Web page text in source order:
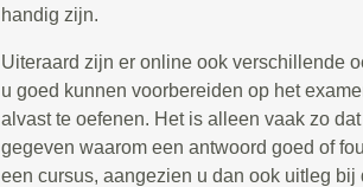
handig zijn.
Uiteraard zijn er online ook verschillende
u goed kunnen voorbereiden op het
alvast te oefenen. Het is alleen vaak zo
gegeven waarom een antwoord goed of
een cursus, aangezien u dan ook uitleg bij